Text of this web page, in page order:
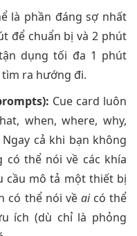
là phần đáng sợ nhất
để chuẩn bị và 2 phút
dụng tối đa 1 phút
tìm ra hướng đi.
Cue card luôn
when, where, why,
cả khi bạn không
có thể nói về các khía
cầu mô tả một thiết bị
có thể nói về aicó thể
ích (dù chỉ là phỏng